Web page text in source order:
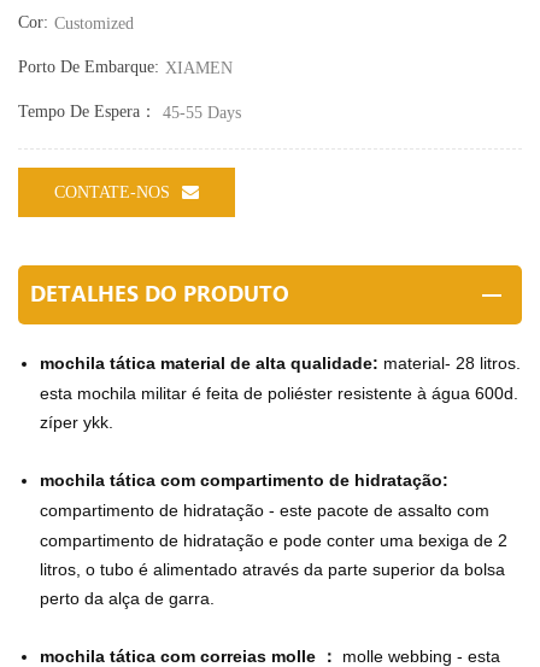
Cor: Customized
Porto De Embarque: XIAMEN
Tempo De Espera： 45-55 Days
CONTATE-NOS
DETALHES DO PRODUTO
mochila tática material de alta qualidade: material- 28 litros.
esta mochila militar é feita de poliéster resistente à água 600d.
zíper ykk.
mochila tática com compartimento de hidratação:
compartimento de hidratação - este pacote de assalto com
compartimento de hidratação e pode conter uma bexiga de 2
litros, o tubo é alimentado através da parte superior da bolsa
perto da alça de garra.
mochila tática com correias molle ： molle webbing - esta